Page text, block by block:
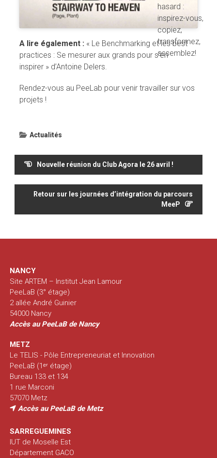
hasard :
inspirez-vous,
copiez,
transformez,
assemblez!
A lire également : « Le Benchmarking et les best
practices : Se mesurer aux grands pour s’en
inspirer » d’Antoine Delers.
Rendez-vous au PeeLab pour venir travailler sur vos
projets !
Actualités
Navigation
l’article
Nouvelle réunion du Club Agora le 26 avril !
Retour sur les journées d’intégration du parcours
MeeP
NANCY
Site ARTEM – Institut Jean Lamour
PeeLaB (3° étage)
2 allée André Guinier
54000 Nancy
Accès au PeeLaB de Nancy
METZ
Le TELIS - Pôle Entrepreneuriat et Innovation
PeeLaB (1ᵉʳ étage)
Bureau 133 et 134
1 rue Marconi
57070 Metz
Accès au PeeLaB de Metz
SARREGUEMINES
IUT de Moselle Est
Département GACO